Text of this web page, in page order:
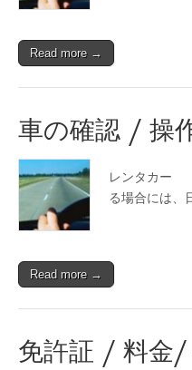
Read more →
車の確認 / 操
レンタカー
る場合には、
Read more →
免許証 / 料金